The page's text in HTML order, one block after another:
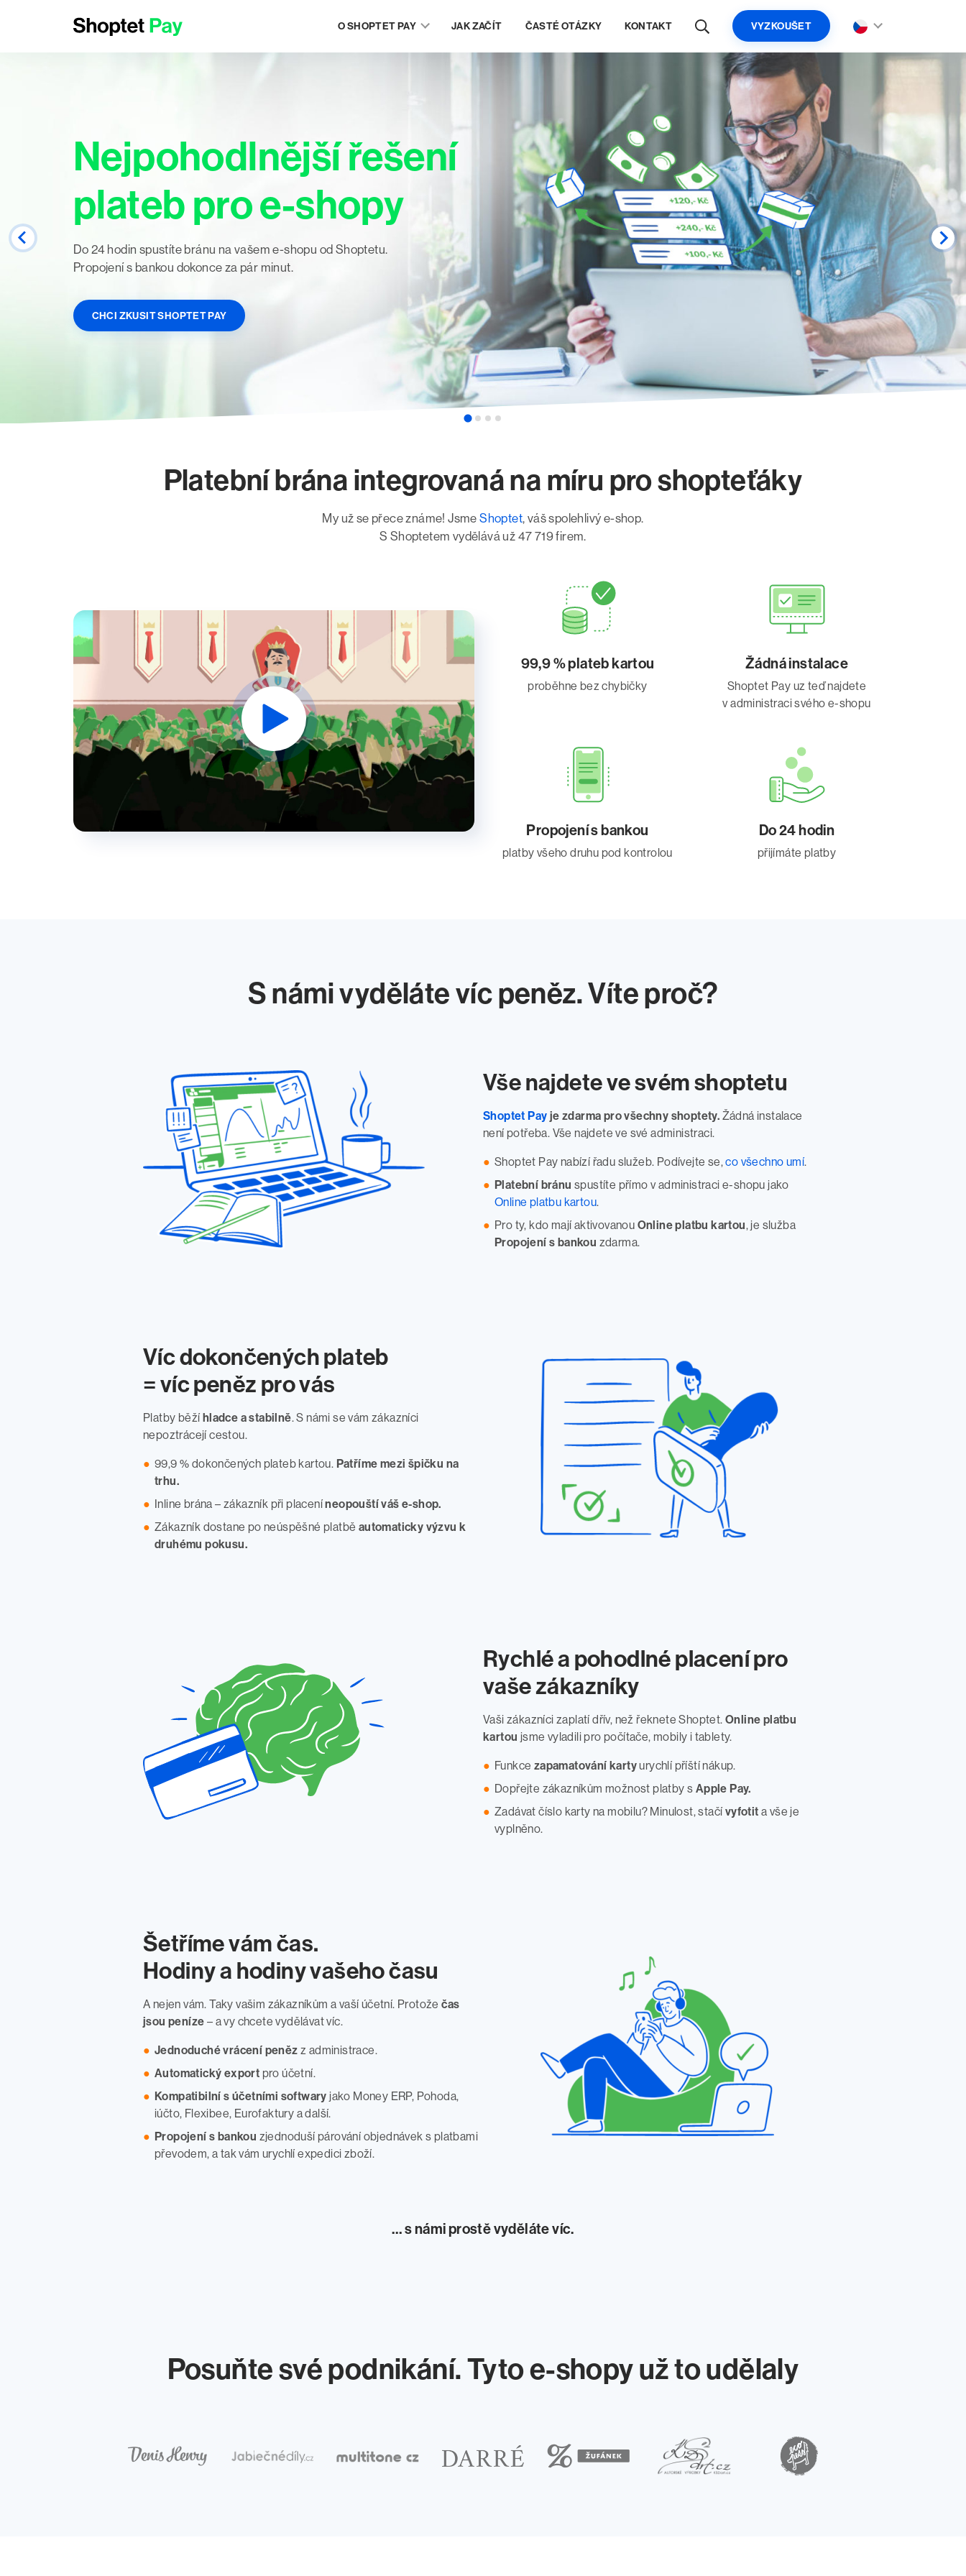
O SHOPTET PAY JAK ZAČÍT ČASTÉ OTÁZKY KONTAKT VYZKOUŠET
Nejpohodlnější řešení
plateb pro e-shopy
Do 24 hodin spustíte bránu na vašem e-shopu od Shoptetu.
Propojení s bankou dokonce za pár minut.
CHCI ZKUSIT SHOPTET PAY
Platební brána integrovaná na míru pro shopteťáky
My už se přece známe! JsmeShoptet, váš spolehlivý e-shop.
S Shoptetem vydělává už 47 719 firem.
99,9 % plateb kartou
proběhne bez chybičky
Žádná instalace
Shoptet Pay uz teď najdete
v administraci svého e-shopu
Propojení s bankou
platby všeho druhu pod kontrolou
Do 24 hodin
přijímáte platby
S námi vyděláte víc peněz. Víte proč?
Vše najdete ve svém shoptetu
Shoptet Pay je zdarma pro všechny shoptety. Žádná instalace
není potřeba. Vše najdete ve své administraci.
Shoptet Pay nabízí řadu služeb. Podívejte se,co všechno umí.
Platební bránu spustíte přímo v administraci e-shopu jako
Online platbu kartou.
Pro ty, kdo mají aktivovanou Online platbu kartou, je služba
Propojení s bankou zdarma.
Víc dokončených plateb
= víc peněz pro vás
Platby běží hladce a stabilně. S námi se vám zákazníci
nepoztrácejí cestou.
99,9 % dokončených plateb kartou. Patříme mezi špičku na
trhu.
Inline brána – zákazník při placeníneopouští váš e-shop.
Zákazník dostane po neúspěšné platbě automaticky výzvu k
druhému pokusu.
Rychlé a pohodlné placení pro
vaše zákazníky
Vaši zákazníci zaplatí dřív, než řeknete Shoptet. Online platbu
kartou jsme vyladili pro počítače, mobily i tablety.
Funkce zapamatování kartyurychlí příští nákup.
Dopřejte zákazníkům možnost platby s Apple Pay.
Zadávat číslo karty na mobilu? Minulost, stačí vyfotit a vše je
vyplněno.
Šetříme vám čas.
Hodiny a hodiny vašeho času
A nejen vám. Taky vašim zákazníkům a vaší účetní. Protožečas
jsou peníze – a vy chcete vydělávat víc.
Jednoduché vrácení peněz z administrace.
Automatický export pro účetní.
Kompatibilní s účetními softwary jako Money ERP, Pohoda,
iúčto, Flexibee, Eurofaktury a další.
Propojení s bankou zjednoduší párování objednávek s platbami
převodem, a tak vám urychlí expedici zboží.
… s námi prostě vyděláte víc.
Posuňte své podnikání. Tyto e-shopy už to udělaly